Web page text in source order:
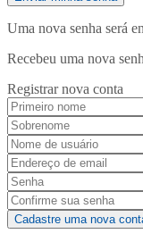
Uma nova senha será
Recebeu uma nova
Registrar nova conta